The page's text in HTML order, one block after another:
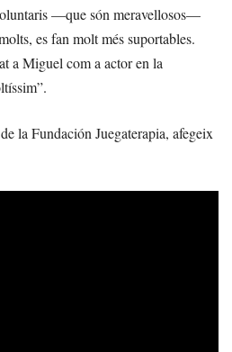
—que són meravellosos—
es fan molt més suportables.
a Miguel com a actor en la
la Fundación Juegaterapia, afegeix